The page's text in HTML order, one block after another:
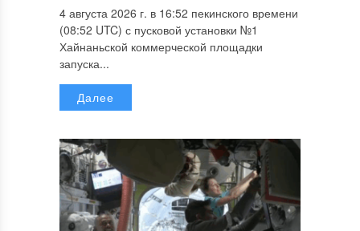
4 августа 2026 г. в 16:52 пекинского времени
(08:52 UTC) с пусковой установки №1
Хайнаньской коммерческой площадки
запуска...
Далее